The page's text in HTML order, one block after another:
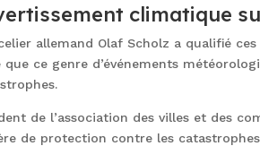
climatique
allemand Olaf Scholz a qualifié
que ce genre d’événements
de l’association des villes et des
de protection contre les